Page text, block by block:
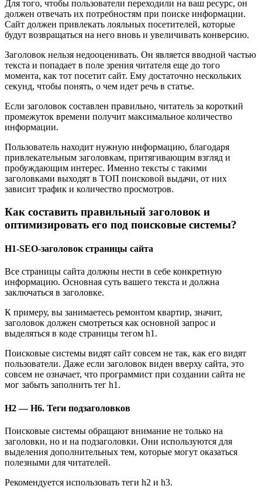
Для того, чтобы пользователи переходили на ваш ресурс, он
должен отвечать их потребностям при поиске информации.
Сайт должен привлекать лояльных посетителей, которые
будут возвращаться на него вновь и увеличивать конверсию.
Заголовок нельзя недооценивать. Он является вводной частью
текста и попадает в поле зрения читателя еще до того
момента, как тот посетит сайт. Ему достаточно нескольких
секунд, чтобы понять, о чем идет речь в статье.
Если заголовок составлен правильно, читатель за короткий
промежуток времени получит максимальное количество
информации.
Пользователь находит нужную информацию, благодаря
привлекательным заголовкам, притягивающим взгляд и
пробуждающим интерес. Именно тексты с такими
заголовками выходят в ТОП поисковой выдачи, от них
зависит трафик и количество просмотров.
Как составить правильный заголовок и
оптимизировать его под поисковые системы?
H1-SEO-заголовок страницы сайта
Все страницы сайта должны нести в себе конкретную
информацию. Основная суть вашего текста и должна
заключаться в заголовке.
К примеру, вы занимаетесь ремонтом квартир, значит,
заголовок должен смотреться как основной запрос и
выделяться в коде страницы тегом h1.
Поисковые системы видят сайт совсем не так, как его видят
пользователи. Даже если заголовок виден вверху сайта, это
совсем не означает, что программист при создании сайта не
мог забыть заполнить тег h1.
H2 — H6. Теги подзаголовков
Поисковые системы обращают внимание не только на
заголовки, но и на подзаголовки. Они используются для
выделения дополнительных тем, которые могут оказаться
полезными для читателей.
Рекомендуется использовать теги h2 и h3.